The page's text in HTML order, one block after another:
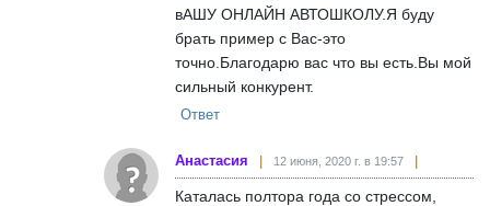
вАШУ ОНЛАЙН АВТОШКОЛУ.Я буду
брать пример с Вас-это
точно.Благодарю вас что вы есть.Вы мой
сильный конкурент.
Ответ
Анастасия 12 июня, 2020 г. в 19:57
Каталась полтора года со стрессом,